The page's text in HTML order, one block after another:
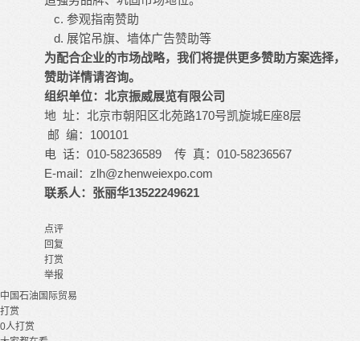
c. 参观指南赞助
d. 展馆吊旗、墙体广告赞助等
为配合企业的市场战略，我们将提供更多赞助方案选择，
赞助详情请咨询。
组织单位：北京振威展览有限公司
地 址：北京市朝阳区北苑路170号凯旋城E座8层
邮 编：100101
电 话：010-58236589 传 真：010-58236567
E-mail： zlh@zhenweiexpo.com
联系人： 张丽华13522249621
点评
回复
打赏
举报
中国石油 国际贸易
打赏
0人打赏